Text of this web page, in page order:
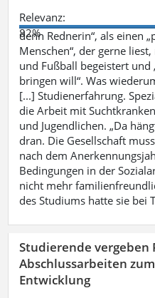
Relevanz:
82%
denn Rednerin“, als einen
Menschen“, der gerne
und Fußball begeistert und
bringen will“. Was
[...] Studienerfahrung.
die Arbeit mit
und Jugendlichen. „Da
dran. Die Gesellschaft
nach dem
Bedingungen in der
nicht mehr
des Studiums hatte sie bei
Studierende vergeben
Abschlussarbeiten
Entwicklung